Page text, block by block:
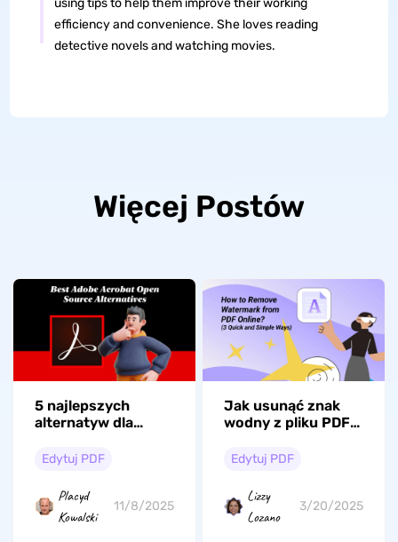
efficiency and convenience. She loves reading
detective novels and watching movies.
Więcej Postów
5 najlepszych
alternatyw dla
typu open source
Edytuj PDF
Placyd
Kowalski
11/8/2025
Jak usunąć znak
wodny z pliku PDF
przewodnik
Edytuj PDF
Lizzy
Lozano
3/20/2025